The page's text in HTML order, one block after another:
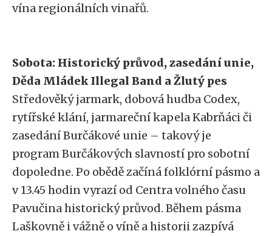
vína regionálních vinařů.
Sobota: Historický průvod, zasedání unie,
Děda Mládek Illegal Band a Žlutý pes
Středověký jarmark, dobová hudba Codex,
rytířské klání, jarmareční kapela Kabrňáci či
zasedání Burčákové unie – takový je
program Burčákových slavností pro sobotní
dopoledne. Po obědě začíná folklórní pásmo a
v 13.45 hodin vyrazí od Centra volného času
Pavučina historický průvod. Během pásma
Laškovně i vážně o víně a historii zazpívá